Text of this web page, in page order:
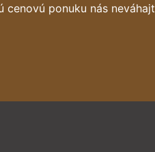
cenovú ponuku nás